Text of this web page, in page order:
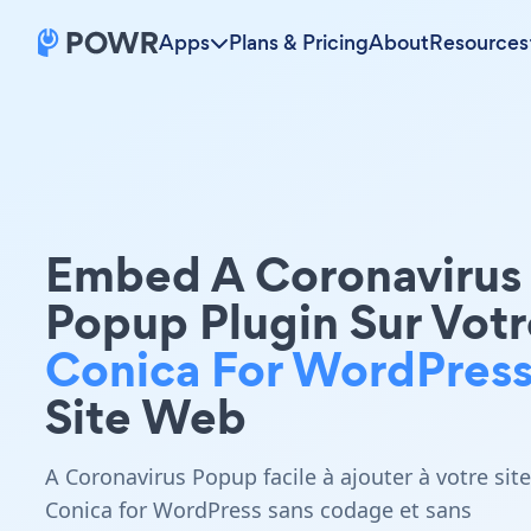
Apps Plans & PricingAboutResources
Embed A Coronavirus
Popup Plugin Sur
Conica For
Site Web
A Coronavirus Popup facile à ajouter à votre site
Conica for WordPress sans codage et sans